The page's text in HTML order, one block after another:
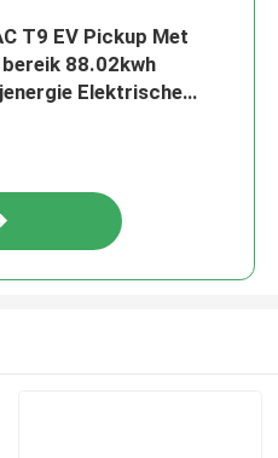
T9 EV Pickup Met
88.02kwh
Elektrische